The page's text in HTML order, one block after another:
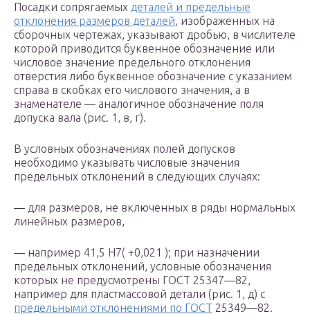
Посадки сопрягаемых деталей и предельные
отклонения размеров деталей, изображенных на
сборочных чертежах, указывают дробью, в числителе
которой приводится буквенное обозначение или
числовое значение предельного отклонения
отверстия либо буквенное обозначение с указанием
справа в скобках его числового значения, а в
знаменателе — аналогичное обозначение поля
допуска вала (рис. 1, в, г).
В условных обозначениях полей допусков
необходимо указывать числовые значения
предельных отклонений в следующих случаях:
— для размеров, не включенных в ряды нормальных
линейных размеров,
— например 41,5 H7( +0,021 ); при назначении
предельных отклонений, условные обозначения
которых не предусмотрены ГОСТ 25347—82,
например для пластмассовой детали (рис. 1, д) с
предельными отклонениями по ГОСТ 25349—82.